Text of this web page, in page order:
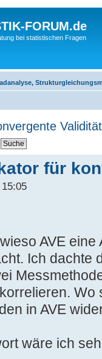
FORUM.de
bei statistischen Fragen
für
AVE eine
Ich dachte
Wo
in AVE
wäre ich